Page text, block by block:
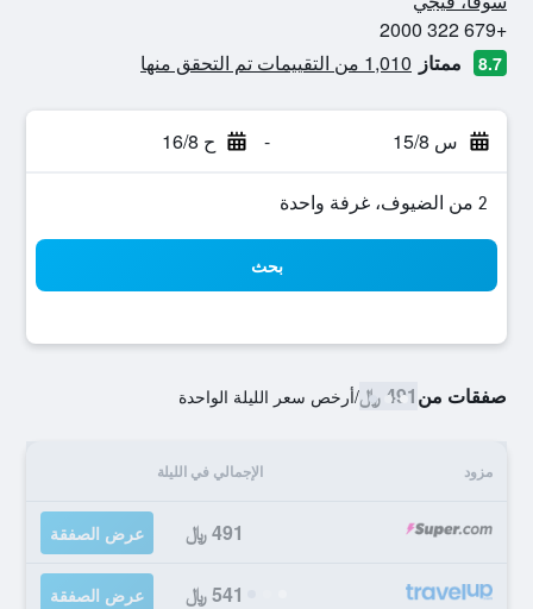
+679 322 2000
8.7 ممتاز 1,010 من التقييمات تم التحقق منها
س 15/8 - ح 16/8
2 من الضيوف، غرفة واحدة
بحث
صفقات من491 ﷼ /أرخص سعر الليلة الواحدة
مزود الإجمالي في الليلة
491 ﷼ عرض الصفقة
541 ﷼ عرض الصفقة